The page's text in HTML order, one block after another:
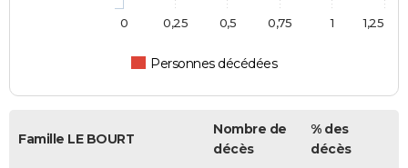
Personnes décédées
0 1
0,25 0,5 0,75 1,25
Famille LE BOURT
Nombre de
décès
% des
décès